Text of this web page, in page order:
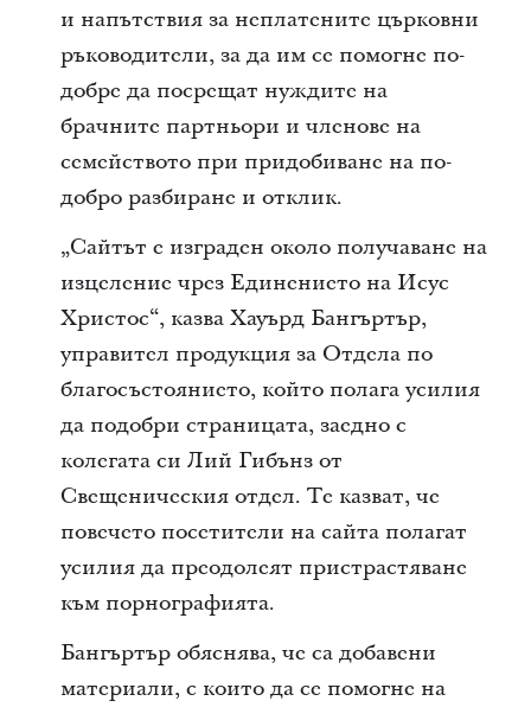
и напътствия за неплатените църковни
ръководители, за да им се помогне по-
добре да посрещат нуждите на
брачните партньори и членове на
семейството при придобиване на по-
добро разбиране и отклик.
„Сайтът е изграден около получаване на
изцеление чрез Единението на Исус
Христос“, казва Хауърд Бангъртър,
управител продукция за Отдела по
благосъстоянието, който полага усилия
да подобри страницата, заедно с
колегата си Лий Гибънз от
Свещеническия отдел. Те казват, че
повечето посетители на сайта полагат
усилия да преодолеят пристрастяване
към порнографията.
Бангъртър обяснява, че са добавени
материали, с които да се помогне на